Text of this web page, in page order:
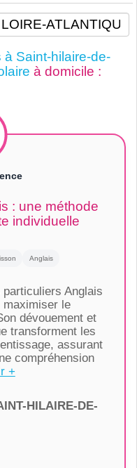
Saint-hilaire-de-
à domicile :
: une méthode
individuelle
Anglais
Anglais
maximiser le
dévouement et
transforment les
assurant
compréhension
+
HILAIRE-DE-